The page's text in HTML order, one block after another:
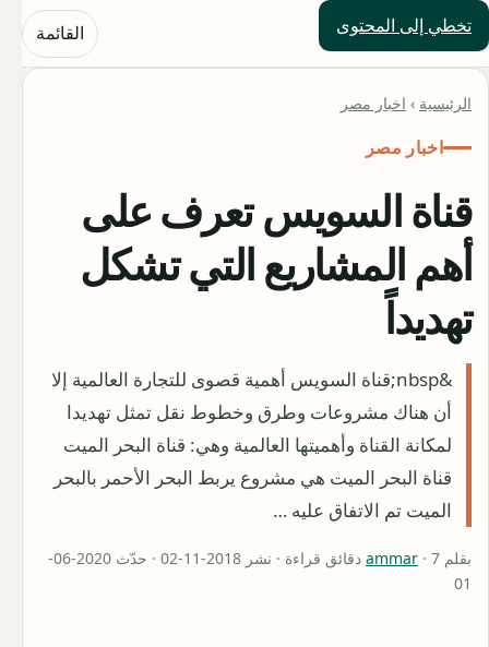
تخطي إلى المحتوى
حلول العالم القائمة
الرئيسية › اخبار مصر
اخبار مصر
قناة السويس تعرف على
أهم المشاريع التي تشكل
تهديداً
&nbsp;قناة السويس أهمية قصوى للتجارة العالمية إلا
أن هناك مشروعات وطرق وخطوط نقل تمثل تهديدا
لمكانة القناة وأهميتها العالمية وهي: قناة البحر الميت
قناة البحر الميت هي مشروع يربط البحر الأحمر بالبحر
الميت تم الاتفاق عليه …
بقلم ammar
· 7 دقائق قراءة · نشر 2018-11-02 · حدّث 2020-06-
01